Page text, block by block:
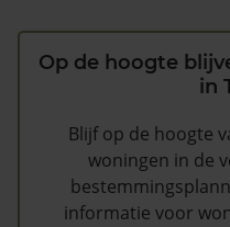
Op de hoogte
in
Blijf op de hoogte
woningen in de
informatie voor